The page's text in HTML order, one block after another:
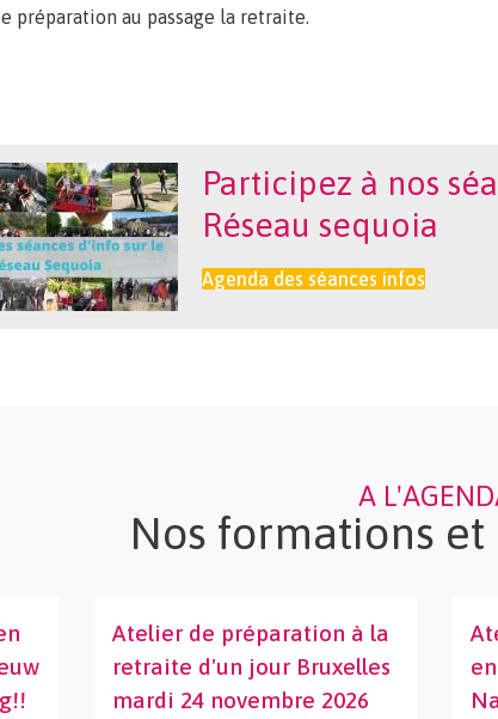
préparation au passage la retraite.
Participez à nos
Réseau sequoia
Agenda des séances infos
A
Nos formations
Atelier de préparation à la
retraite d'un jour Bruxelles
mardi 24 novembre 2026